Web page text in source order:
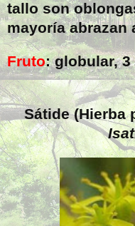
tallo son
mayoría abrazan
Fruto: globular, 3
Sátide (Hierba